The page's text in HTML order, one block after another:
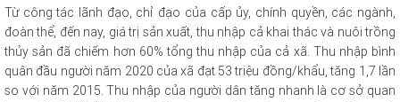
Từ công tác lãnh đạo, chỉ đạo của cấp ủy, chính quyền, các ngành,
đoàn thể, đến nay, giá trị sản xuất, thu nhập cả khai thác và nuôi trồng
thủy sản đã chiếm hơn 60% tổng thu nhập của cả xã. Thu nhập bình
quân đầu người năm 2020 của xã đạt 53 triệu đồng/khẩu, tăng 1,7 lần
so với năm 2015. Thu nhập của người dân tăng nhanh là cơ sở quan